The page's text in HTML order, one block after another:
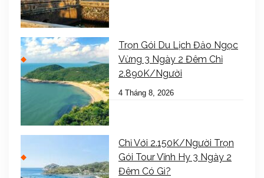
Trọn Gói Du Lịch Đảo Ngọc
Vừng 3 Ngày 2 Đêm Chỉ
2.890K/Người
4 Tháng 8, 2026
Chỉ Với 2.150K/Người Trọn
Gói Tour Vĩnh Hy 3 Ngày 2
Đêm Có Gì?